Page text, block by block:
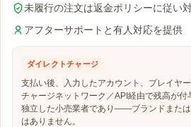
未履行の注文は返金ポリシーに従い
アフターサポートと有人対応を提供
ダイレクトチャージ
支払い後、入力したアカウント、プレイヤ
チャージネットワーク／API経由で残高が付
独立した小売業者であり——ブランドまた
はありません。